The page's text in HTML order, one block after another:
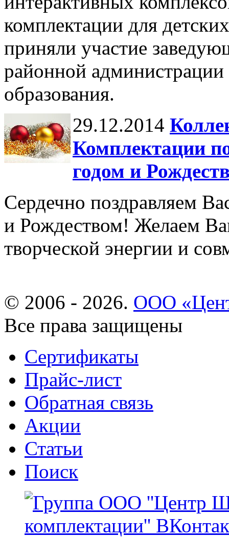
комплектации для
приняли участие
районной администрации
образования.
29.12.2014
Комплектации
годом и
Сердечно поздравляем
и Рождеством! Желаем
творческой энергии и
© 2006 - 2026. ООО
Все права защищены
Сертификаты
Прайс-лист
Обратная связь
Акции
Статьи
Поиск